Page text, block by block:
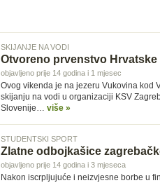
SKIJANJE NA VODI
Otvoreno prvenstvo
objavljeno prije 14 godina i 1 mjesec
Ovog vikenda je na jezeru Vukovina kod
skijanju na vodi u organizaciji KSV
Slovenije… više »
STUDENTSKI SPORT
Zlatne odbojkašice
objavljeno prije 14 godina i 3 mjeseca
Nakon iscrpljujuće i neizvjesne borbe u